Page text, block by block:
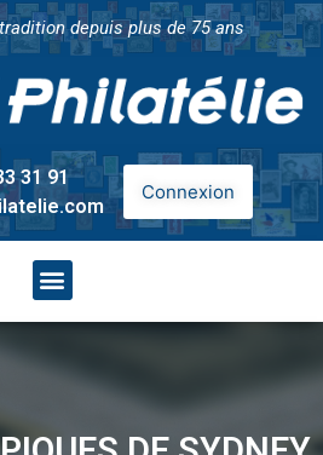
depuis plus de 75 ans
31 91
Connexion